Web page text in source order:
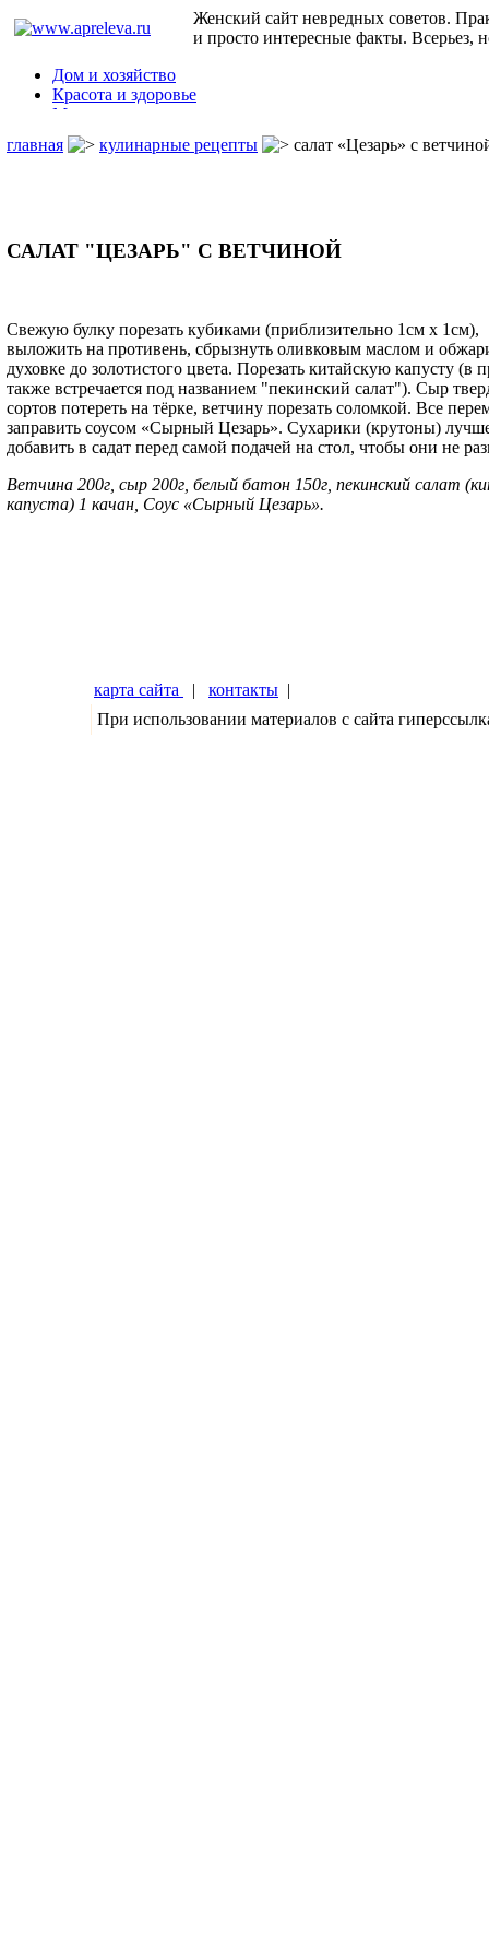
Женский сайт невредных советов.
и просто интересные факты. Всерьез,
Дом и хозяйство
Красота и здоровье
Мода и стиль
Дети
Семья
главная кулинарные рецепты cалат «Цезарь» с
САЛАТ "ЦЕЗАРЬ" С ВЕТЧИНОЙ
Свежую булку порезать кубиками (приблизительно 1см х 1см),
выложить на противень, сбрызнуть оливковым маслом и
духовке до золотистого цвета. Порезать китайскую капусту (в
также встречается под названием "пекинский салат"). Сыр
сортов потереть на тёрке, ветчину порезать соломкой. Все
заправить соусом «Сырный Цезарь». Сухарики (крутоны)
добавить в садат перед самой подачей на стол, чтобы они не
Ветчина 200г, сыр 200г, белый батон 150г, пекинский салат
капуста) 1 качан, Соус «Сырный Цезарь».
карта сайта | контакты |
При использовании материалов с сайта